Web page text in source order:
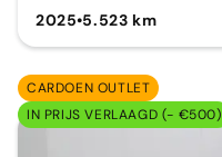
2025•5.523 km
CARDOEN OUTLET
IN PRIJS VERLAAGD (- €500)